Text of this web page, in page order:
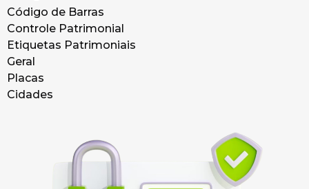
Código de Barras
Controle Patrimonial
Etiquetas Patrimoniais
Geral
Placas
Cidades